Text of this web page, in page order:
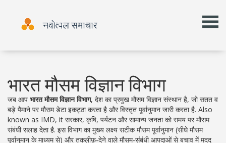
भारत मौसम विज्ञान विभाग
जब आप भारत मौसम विज्ञान विभाग, देश का प्रमुख मौसम विज्ञान संस्थान है, जो सतत व
बड़े पैमाने पर मौसम डेटा इकट्ठा करता है और विस्तृत पूर्वानुमान जारी करता है. Also
known as IMD, it सरकार, कृषि, पर्यटन और सामान्य जनता को समय पर मौसम
संबंधी सलाह देता है. इस विभाग का मुख्य लक्ष्य सटीक मौसम पूर्वानुमान (सीधेमौसम
पूर्वानुमान के माध्यम से) और तकलीफ़‑देने वाले मौसम‑संबंधी आपदाओं से बचाव में मदद